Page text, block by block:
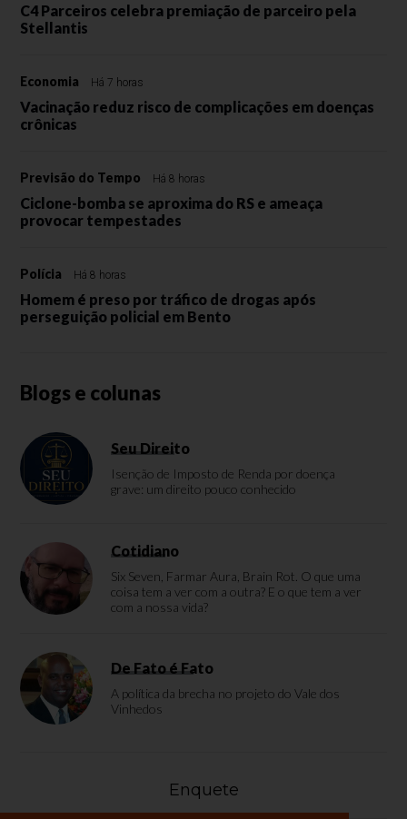
C4 Parceiros celebra premiação de parceiro pela
Stellantis
Economia Há 7 horas
Vacinação reduz risco de complicações em doenças
crônicas
Previsão do Tempo Há 8 horas
Ciclone-bomba se aproxima do RS e ameaça
provocar tempestades
Polícia Há 8 horas
Homem é preso por tráfico de drogas após
perseguição policial em Bento
Blogs e colunas
Seu Direito
Isenção de Imposto de Renda por doença
grave: um direito pouco conhecido
Cotidiano
Six Seven, Farmar Aura, Brain Rot. O que uma
coisa tem a ver com a outra? E o que tem a ver
com a nossa vida?
De Fato é Fato
A política da brecha no projeto do Vale dos
Vinhedos
Enquete